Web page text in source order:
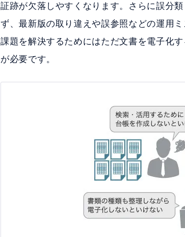
証跡が欠落しやすくなります。さらに誤分
ず、最新版の取り違えや誤参照などの運用ミ
課題を解決するためにはただ文書を電子化
が必要です。